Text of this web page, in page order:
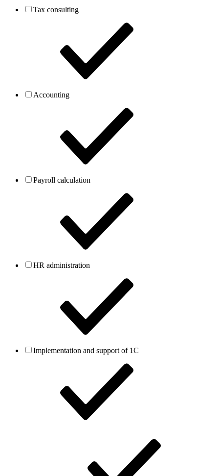
Tax consulting
Accounting
Payroll calculation
HR administration
Implementation and support of 1C